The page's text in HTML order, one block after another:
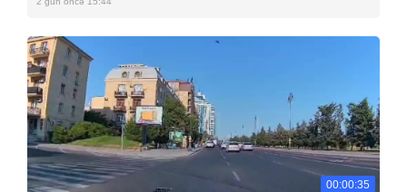
00:00:35